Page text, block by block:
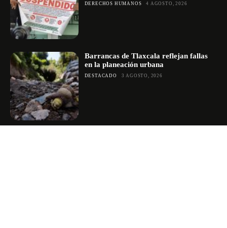
DERECHOS HUMANOS 4 AGOSTO, 2026
Barrancas de Tlaxcala reflejan fallas
en la planeación urbana
DESTACADO 3 AGOSTO, 2026